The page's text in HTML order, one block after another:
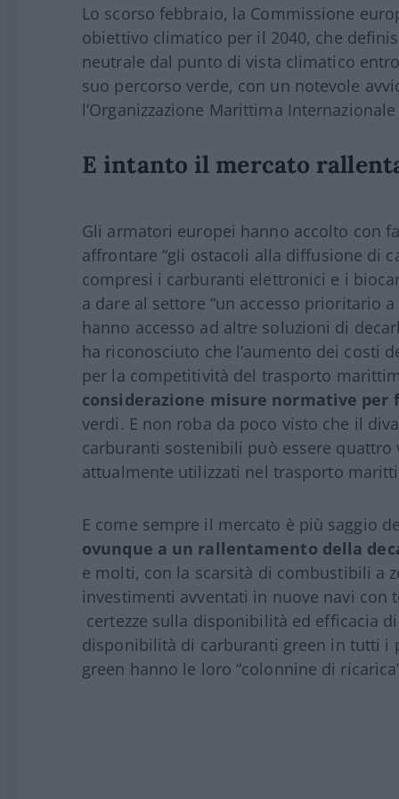
Lo scorso febbraio, la Commissione
obiettivo climatico per il 2040, che
neutrale dal punto di vista climatico
suo percorso verde, con un notevole
l’Organizzazione Marittima Internazionale
E intanto il mercato
Gli armatori europei hanno accolto con
affrontare “gli ostacoli alla diffusione di
compresi i carburanti elettronici e i
a dare al settore “un accesso prioritario
hanno accesso ad altre soluzioni di
ha riconosciuto che l’aumento dei costi
per la competitività del trasporto
considerazione misure normative per
verdi. E non roba da poco visto che il
carburanti sostenibili può essere
attualmente utilizzati nel trasporto
E come sempre il mercato è più saggio
ovunque a un rallentamento della
e molti, con la scarsità di combustibili a
investimenti avventati in nuove navi con
certezze sulla disponibilità ed efficacia
disponibilità di carburanti green in tutti i
green hanno le loro “colonnine di